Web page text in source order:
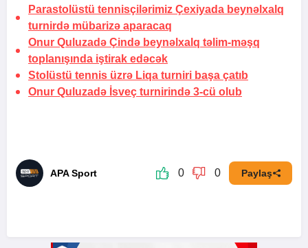
Parastolüstü tennisçilərimiz Çexiyada beynəlxalq
turnirdə mübarizə aparacaq
Onur Quluzadə Çində beynəlxalq təlim-məşq
toplanışında iştirak edəcək
Stolüstü tennis üzrə Liqa turniri başa çatıb
Onur Quluzadə İsveç turnirində 3-cü olub
APA Sport 0 0 Paylaş